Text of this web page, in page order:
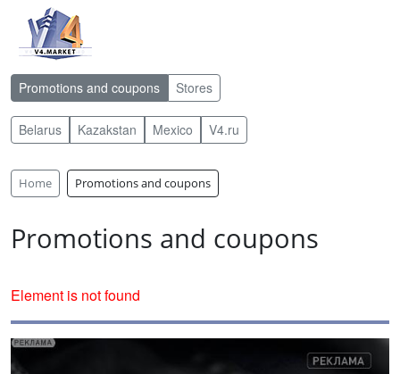
Promotions and coupons Stores
Belarus Kazakstan Mexico V4.ru
Home Promotions and coupons
Promotions and coupons
Element is not found